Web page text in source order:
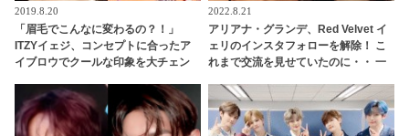
2019.8.20
「眉毛でこんなに変わるの？！」
ITZYイェジ、コンセプトに合ったア
イブロウでクールな印象を大チェン
2022.8.21
アリアナ・グランデ、Red Velvet イ
ェリのインスタフォローを解除！ こ
れまで交流を見せていたのに・・ 一